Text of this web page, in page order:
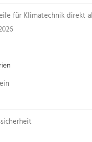
für Klimatechnik direkt